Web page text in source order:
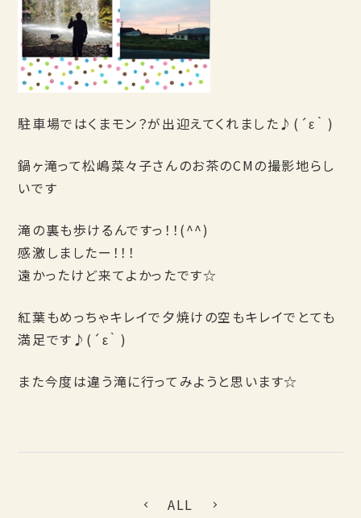
駐車場ではくまモン？が出迎えてくれました♪(´ε｀ )
鍋ヶ滝って松嶋菜々子さんのお茶のCMの撮影地らし
いです
滝の裏も歩けるんですっ！！(^^)
感激しましたー！！！
遠かったけど来てよかったです☆
紅葉もめっちゃキレイで夕焼けの空もキレイでとても
満足です♪(´ε｀ )
また今度は違う滝に行ってみようと思います☆
ALL